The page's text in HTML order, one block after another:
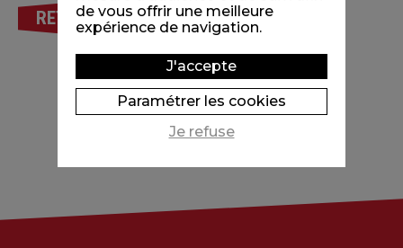
RETOURde vous offrir une meilleure
expérience de navigation.
J'accepte
Paramétrer les cookies
Je refuse